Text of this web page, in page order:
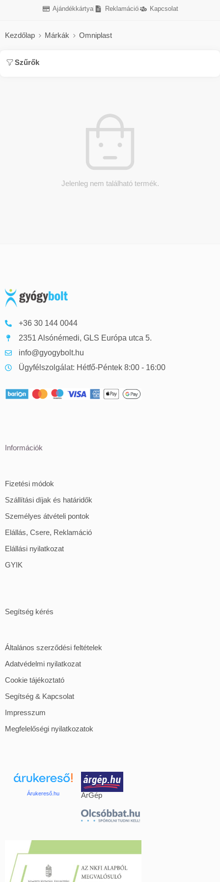
Ajándékkártya Reklamáció Kapcsolat
Kezdőlap Márkák Omniplast
Szűrők
Jelenleg nem található termék.
+36 30 144 0044
2351 Alsónémedi, GLS Európa utca 5.
info@gyogybolt.hu
Ügyfélszolgálat: Hétfő-Péntek 8:00 - 16:00
Információk
Fizetési módok
Szállítási díjak és határidők
Személyes átvételi pontok
Elállás, Csere, Reklamáció
Elállási nyilatkozat
GYIK
Segítség kérés
Általános szerződési feltételek
Adatvédelmi nyilatkozat
Cookie tájékoztató
Segítség & Kapcsolat
Impresszum
Megfelelőségi nyilatkozatok
Árukereső.hu ÁrGép